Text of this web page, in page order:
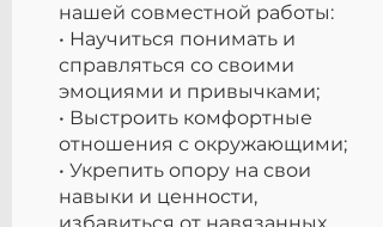
нашей совместной работы:
• Научиться понимать и
справляться со своими
эмоциями и привычками;
• Выстроить комфортные
отношения с окружающими;
• Укрепить опору на свои
навыки и ценности,